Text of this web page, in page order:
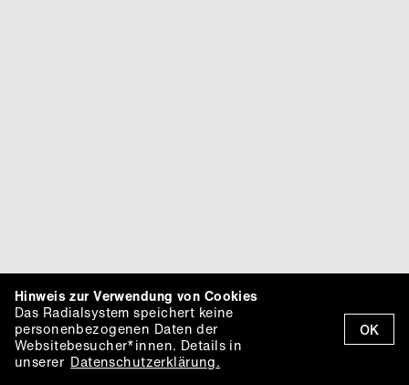
OK
Hinweis zur Verwendung von Cookies
Das Radialsystem speichert keine
personenbezogenen Daten der
Websitebesucher*innen. Details in
unserer Datenschutzerklärung.